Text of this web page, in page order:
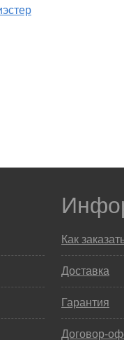
Как
Доставка
Гарантия
Договор-